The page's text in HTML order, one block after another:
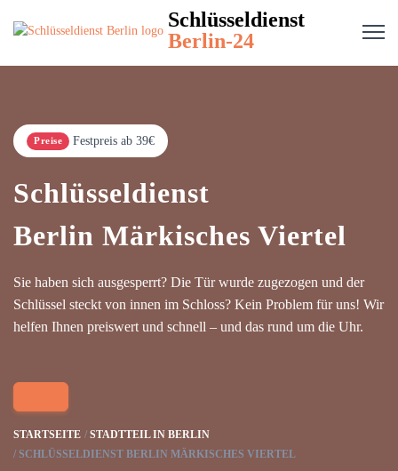
Schlüsseldienst
Berlin-24
Preise Festpreis ab 39€
Schlüsseldienst
Berlin Märkisches Viertel
Sie haben sich ausgesperrt? Die Tür wurde zugezogen und der
Schlüssel steckt von innen im Schloss? Kein Problem für uns! Wir
helfen Ihnen preiswert und schnell – und das rund um die Uhr.
STARTSEITE
STADTTEIL IN BERLIN
SCHLÜSSELDIENST BERLIN MÄRKISCHES VIERTEL